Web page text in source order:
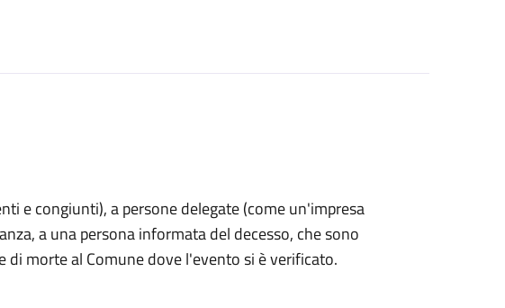
e congiunti), a persone delegate (come un'impresa
a una persona informata del decesso, che sono
di morte al Comune dove l'evento si è verificato.